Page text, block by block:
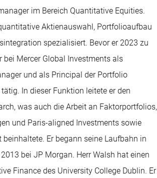
im Bereich Quantitative Equities.
Aktienauswahl, Portfolioaufbau
spezialisiert. Bevor er 2023 zu
bei Mercer Global Investments als
und als Principal der Portfolio
In dieser Funktion leitete er den
was auch die Arbeit an Faktorportfolios,
und Paris-aligned Investments sowie
Er begann seine Laufbahn in
bei JP Morgan. Herr Walsh hat einen
Finance des University College Dublin. Er